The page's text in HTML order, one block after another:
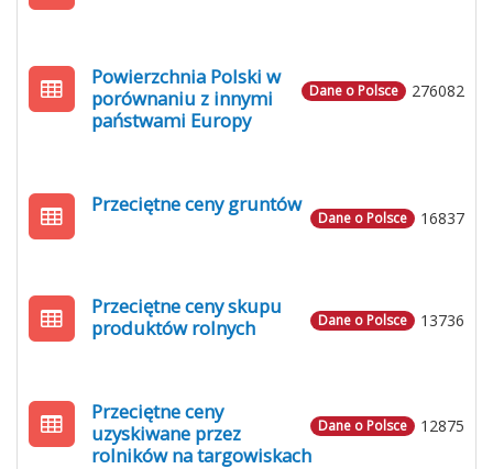
276082
Dane o Polsce
Powierzchnia Polski w
porównaniu z innymi
państwami Europy
16837
Dane o Polsce
Przeciętne ceny gruntów
13736
Dane o Polsce
Przeciętne ceny skupu
produktów rolnych
12875
Dane o Polsce
Przeciętne ceny
uzyskiwane przez
rolników na targowiskach